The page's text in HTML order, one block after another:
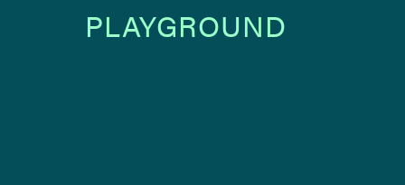
PLAYGROUND